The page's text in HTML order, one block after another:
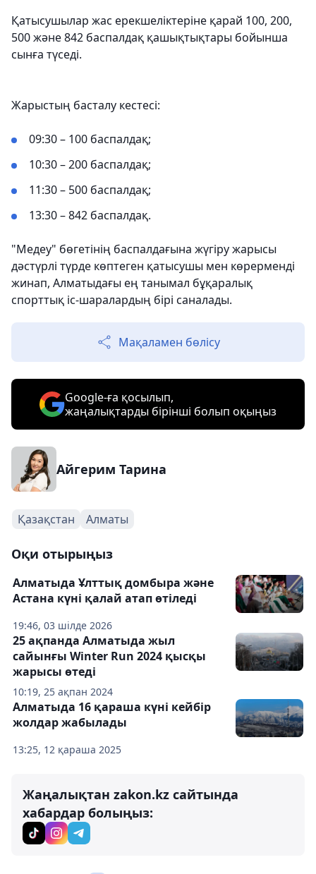
Қатысушылар жас ерекшеліктеріне қарай 100, 200,
500 және 842 баспалдақ қашықтықтары бойынша
сынға түседі.
Жарыстың басталу кестесі:
09:30 – 100 баспалдақ;
10:30 – 200 баспалдақ;
11:30 – 500 баспалдақ;
13:30 – 842 баспалдақ.
"Медеу" бөгетінің баспалдағына жүгіру жарысы
дәстүрлі түрде көптеген қатысушы мен көрерменді
жинап, Алматыдағы ең танымал бұқаралық
спорттық іс-шаралардың бірі саналады.
Мақаламен бөлісу
Google-ға қосылып,
жаңалықтарды бірінші болып оқыңыз
Айгерим Тарина
Қазақстан Алматы
Оқи отырыңыз
19:46, 03 шілде 2026
Алматыда Ұлттық домбыра және
Астана күні қалай атап өтіледі
10:19, 25 ақпан 2024
25 ақпанда Алматыда жыл
сайынғы Winter Run 2024 қысқы
жарысы өтеді
13:25, 12 қараша 2025
Алматыда 16 қараша күні кейбір
жолдар жабылады
Жаңалықтан zakon.kz сайтында
хабардар болыңыз: